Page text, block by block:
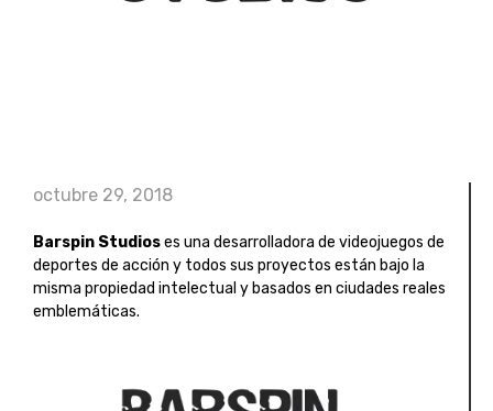
octubre 29, 2018
Barspin Studioses una desarrolladora de videojuegos de
deportes de acción y todos sus proyectos están bajo la
misma propiedad intelectual y basados en ciudades reales
emblemáticas.